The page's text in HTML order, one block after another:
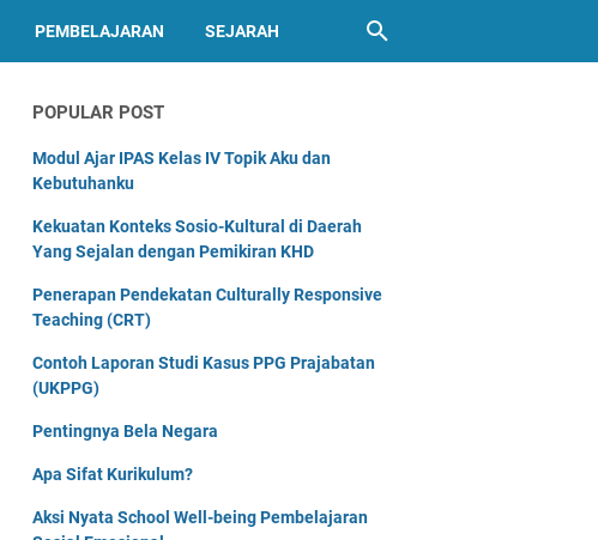
PEMBELAJARAN SEJARAH
POPULAR POST
Modul Ajar IPAS Kelas IV Topik Aku dan
Kebutuhanku
Kekuatan Konteks Sosio-Kultural di Daerah
Yang Sejalan dengan Pemikiran KHD
Penerapan Pendekatan Culturally Responsive
Teaching (CRT)
Contoh Laporan Studi Kasus PPG Prajabatan
(UKPPG)
Pentingnya Bela Negara
Apa Sifat Kurikulum?
Aksi Nyata School Well-being Pembelajaran